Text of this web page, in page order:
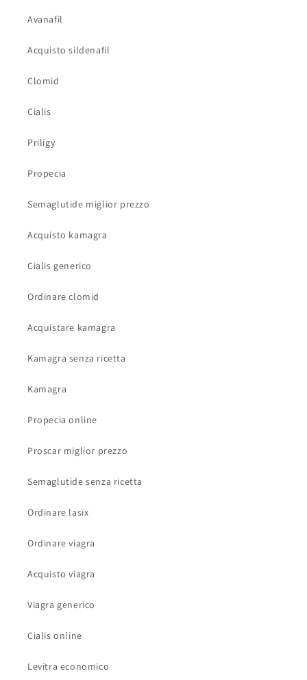
Avanafil
Acquisto sildenafil
Clomid
Cialis
Priligy
Propecia
Semaglutide miglior prezzo
Acquisto kamagra
Cialis generico
Ordinare clomid
Acquistare kamagra
Kamagra senza ricetta
Kamagra
Propecia online
Proscar miglior prezzo
Semaglutide senza ricetta
Ordinare lasix
Ordinare viagra
Acquisto viagra
Viagra generico
Cialis online
Levitra economico